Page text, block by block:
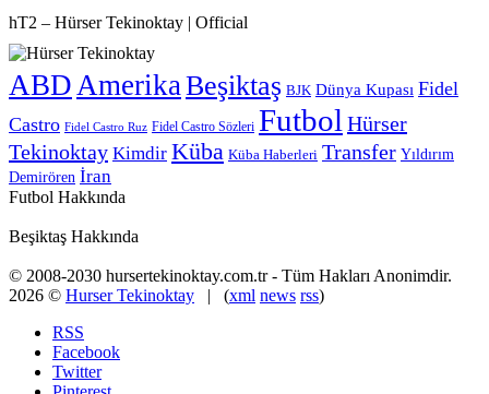
hT2 – Hürser Tekinoktay | Official
ABD Amerika Beşiktaş BJK Dünya Kupası Fidel
Castro Fidel Castro Ruz Fidel Castro Sözleri Futbol Hürser
Tekinoktay Kimdir Küba Küba Haberleri Transfer Yıldırım
Demirören İran
Futbol Hakkında
Beşiktaş Hakkında
© 2008-2030 hursertekinoktay.com.tr - Tüm Hakları Anonimdir.
2026 © Hurser Tekinoktay | (xml news rss)
RSS
Facebook
Twitter